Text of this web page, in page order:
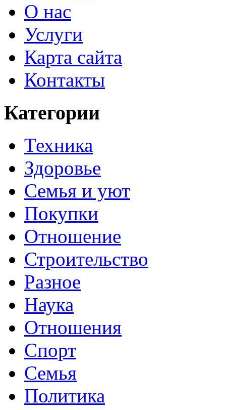
О нас
Услуги
Карта сайта
Контакты
Категории
Техника
Здоровье
Семья и уют
Покупки
Отношение
Строительство
Разное
Наука
Отношения
Спорт
Семья
Политика